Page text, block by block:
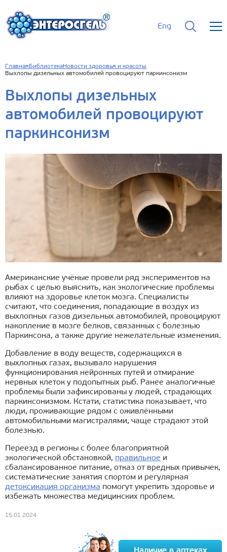
Eng
Главная БиблиотекаНовости здоровья и красоты
Выхлопы дизельных автомобилей провоцируют паркинсонизм
Выхлопы дизельных
автомобилей провоцируют
паркинсонизм
Американские учёные провели ряд экспериментов на
рыбах с целью выяснить, как экологические проблемы
влияют на здоровье клеток мозга. Специалисты
считают, что соединения, попадающие в воздух из
выхлопных газов дизельных автомобилей, провоцируют
накопление в мозге белков, связанных с болезнью
Паркинсона, а также другие нежелательные изменения.
Добавление в воду веществ, содержащихся в
выхлопных газах, вызывало нарушения
функционирования нейронных путей и отмирание
нервных клеток у подопытных рыб. Ранее аналогичные
проблемы были зафиксированы у людей, страдающих
паркинсонизмом. Кстати, статистика показывает, что
люди, проживающие рядом с оживлёнными
автомобильными магистралями, чаще страдают этой
болезнью.
Переезд в регионы с более благоприятной
экологической обстановкой, правильное и
сбалансированное питание, отказ от вредных привычек,
систематические занятия спортом и регулярная
детоксикация организма помогут укрепить здоровье и
избежать множества медицинских проблем.
15.01.2024